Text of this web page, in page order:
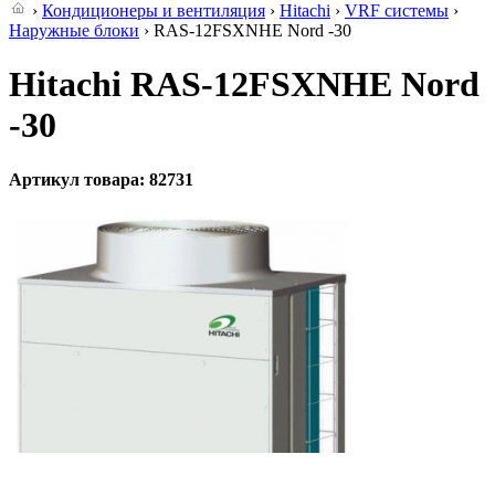
› Кондиционеры и вентиляция › Hitachi › VRF системы ›
Наружные блоки › RAS-12FSXNHE Nord -30
Hitachi RAS-12FSXNHE Nord
-30
Артикул товара: 82731